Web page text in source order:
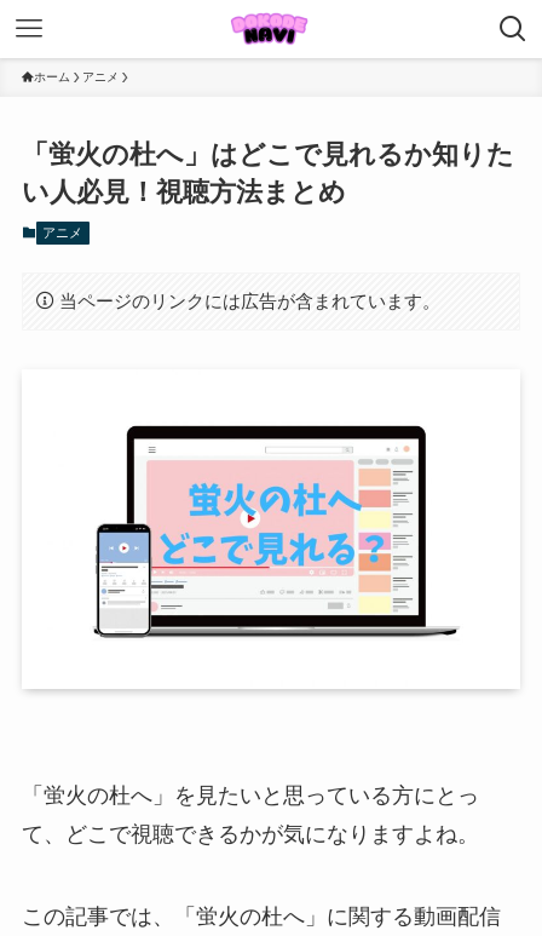
ホーム アニメ
「蛍火の杜へ」はどこで見れるか知りた
い人必見！視聴方法まとめ
アニメ
当ページのリンクには広告が含まれています。
「蛍火の杜へ」を見たいと思っている方にとっ
て、どこで視聴できるかが気になりますよね。
この記事では、「蛍火の杜へ」に関する動画配信